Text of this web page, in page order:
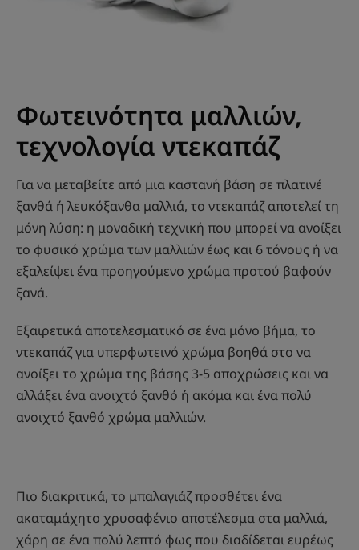
Φωτεινότητα μαλλιών,
τεχνολογία ντεκαπάζ
Για να μεταβείτε από μια καστανή βάση σε πλατινέ
ξανθά ή λευκόξανθα μαλλιά, το ντεκαπάζ αποτελεί τη
μόνη λύση: η μοναδική τεχνική που μπορεί να ανοίξει
το φυσικό χρώμα των μαλλιών έως και 6 τόνους ή να
εξαλείψει ένα προηγούμενο χρώμα προτού βαφούν
ξανά.
Εξαιρετικά αποτελεσματικό σε ένα μόνο βήμα, το
ντεκαπάζ για υπερφωτεινό χρώμα βοηθά στο να
ανοίξει το χρώμα της βάσης 3-5 αποχρώσεις και να
αλλάξει ένα ανοιχτό ξανθό ή ακόμα και ένα πολύ
ανοιχτό ξανθό χρώμα μαλλιών.
Πιο διακριτικά, το μπαλαγιάζ προσθέτει ένα
ακαταμάχητο χρυσαφένιο αποτέλεσμα στα μαλλιά,
χάρη σε ένα πολύ λεπτό φως που διαδίδεται ευρέως